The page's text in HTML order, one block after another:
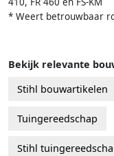
* Weert betrouwbaar
Bekijk relevante
Stihl bouwartikelen
Tuingereedschap
Stihl